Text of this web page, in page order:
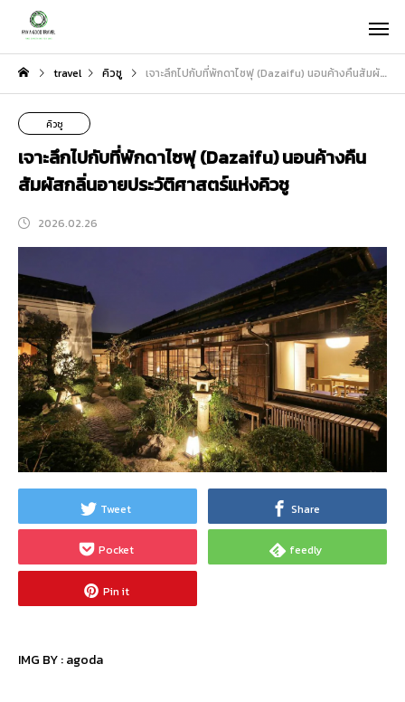
travel คิวชู เจาะลึกไปกับที่พักดาไซฟุ (Dazaifu) นอนค้างคืนสัมผัสกลิ่นอายประวัติศาสตร์แห่งคิวชู
คิวชู
เจาะลึกไปกับที่พักดาไซฟุ (Dazaifu) นอนค้างคืน
สัมผัสกลิ่นอายประวัติศาสตร์แห่งคิวชู
2026.02.26
Tweet Share
Pocket feedly
Pin it
IMG BY :agoda